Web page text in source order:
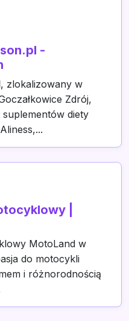
-
zlokalizowany w
Zdrój,
diety
|
MotoLand w
do motocykli
i różnorodnością